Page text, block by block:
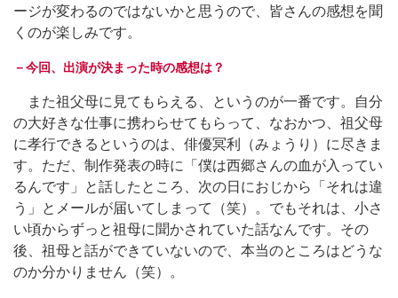
ージが変わるのではないかと思うので、皆さんの感想を聞
くのが楽しみです。
－今回、出演が決まった時の感想は？
また祖父母に見てもらえる、というのが一番です。自分
の大好きな仕事に携わらせてもらって、なおかつ、祖父母
に孝行できるというのは、俳優冥利（みょうり）に尽きま
す。ただ、制作発表の時に「僕は西郷さんの血が入ってい
るんです」と話したところ、次の日におじから「それは違
う」とメールが届いてしまって（笑）。でもそれは、小さ
い頃からずっと祖母に聞かされていた話なんです。その
後、祖母と話ができていないので、本当のところはどうな
のか分かりません（笑）。